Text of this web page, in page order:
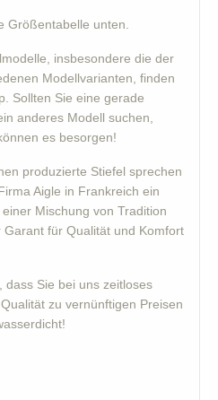
Größentabelle unten.
insbesondere die der
Modellvarianten, finden
Sollten Sie eine gerade
anderes Modell suchen,
es besorgen!
produzierte Stiefel sprechen
Aigle in Frankreich ein
Mischung von Tradition
für Qualität und Komfort
dass Sie bei uns zeitloses
zu vernünftigen Preisen